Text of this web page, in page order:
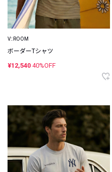
V::ROOM
ボーダーTシャツ
¥12,540 40%OFF